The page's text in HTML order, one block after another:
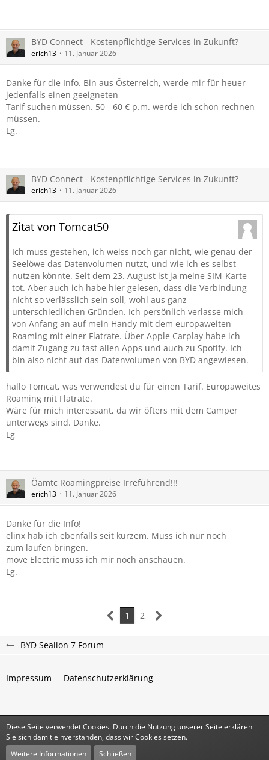
BYD Connect - Kostenpflichtige Services in Zukunft?
erich13 11. Januar 2026
Danke für die Info. Bin aus Österreich, werde mir für heuer
jedenfalls einen geeigneten
Tarif suchen müssen. 50 - 60 € p.m. werde ich schon rechnen
müssen.
Lg.
BYD Connect - Kostenpflichtige Services in Zukunft?
erich13 11. Januar 2026
Zitat von Tomcat50
Ich muss gestehen, ich weiss noch gar nicht, wie genau der
Seelöwe das Datenvolumen nutzt, und wie ich es selbst
nutzen könnte. Seit dem 23. August ist ja meine SIM-Karte
tot. Aber auch ich habe hier gelesen, dass die Verbindung
nicht so verlässlich sein soll, wohl aus ganz
unterschiedlichen Gründen. Ich persönlich verlasse mich
von Anfang an auf mein Handy mit dem europaweiten
Roaming mit einer Flatrate. Über Apple Carplay habe ich
damit Zugang zu fast allen Apps und auch zu Spotify. Ich
bin also nicht auf das Datenvolumen von BYD angewiesen.
hallo Tomcat, was verwendest du für einen Tarif. Europaweites
Roaming mit Flatrate.
Wäre für mich interessant, da wir öfters mit dem Camper
unterwegs sind. Danke.
Lg
Öamtc Roamingpreise Irreführend!!!
erich13 11. Januar 2026
Danke für die Info!
elinx hab ich ebenfalls seit kurzem. Muss ich nur noch
zum laufen bringen.
move Electric muss ich mir noch anschauen.
Lg.
1 2
BYD Sealion 7 Forum
Impressum Datenschutzerklärung
Community-Software:WoltLab Suite™
Stil:Classicvon
Diese Seite verwendet Cookies. Durch die Nutzung unserer Seite erklären
Sie sich damit einverstanden, dass wir Cookies setzen.
Weitere Informationen
Schließen